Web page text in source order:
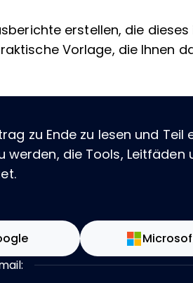
erstellen, die dieses
Vorlage, die Ihnen
zu Ende zu lesen und Teil
die Tools, Leitfäden